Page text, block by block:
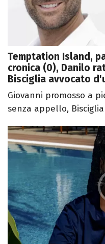
Temptation Island,
cronica (0), Danilo
Bisciglia avvocato
Giovanni promosso a
senza appello,